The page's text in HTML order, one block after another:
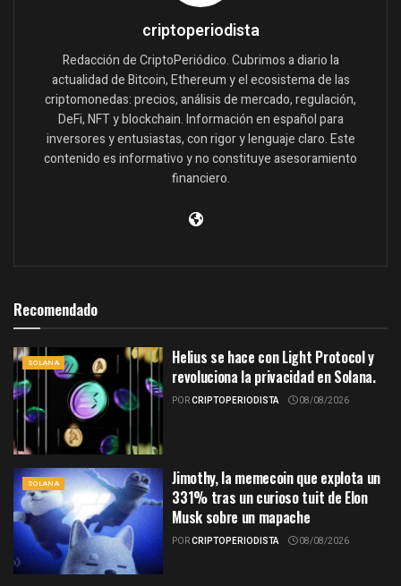
criptoperiodista
Redacción de CriptoPeriódico. Cubrimos a diario la
actualidad de Bitcoin, Ethereum y el ecosistema de las
criptomonedas: precios, análisis de mercado, regulación,
DeFi, NFT y blockchain. Información en español para
inversores y entusiastas, con rigor y lenguaje claro. Este
contenido es informativo y no constituye asesoramiento
financiero.
Recomendado
SOLANA
Helius se hace con Light Protocol y
revoluciona la privacidad en Solana.
PORCRIPTOPERIODISTA 08/08/2026
SOLANA
Jimothy, la memecoin que explota un
331% tras un curioso tuit de Elon
Musk sobre un mapache
PORCRIPTOPERIODISTA 08/08/2026